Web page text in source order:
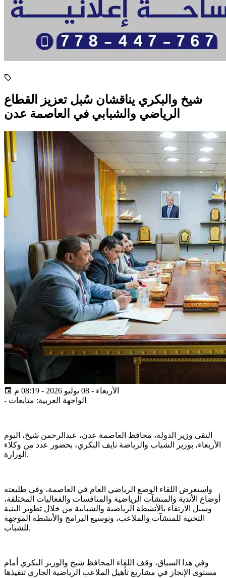
شيخ والبكري يناقشان سُبل تعزيز القطاع
الرياضي والشبابي في العاصمة عدن
الأربعاء - 08 يوليو 2026 - 08:19 م
- الواجهة العربية: متابعات
التقى وزير الدولة، محافظ العاصمة عدن، عبدالرحمن شيخ، اليوم
الأربعاء، بوزير الشباب والرياضة نايف البكري، بحضور عدد من وكلاء
الوزارة.
واستعرض اللقاء الوضع الرياضي العام في العاصمة، وفي طليعته
أوضاع الأندية والمنشآت الرياضية والمنافسات والفعاليات المختلفة،
وسبل الارتقاء بالأنشطة الرياضية والشبابية من خلال تطوير البنية
التحتية للمنشآت والملاعب، وتوسيع البرامج والأنشطة الموجهة
للشباب.
وفي هذا السياق، وقف اللقاء المحافظ شيخ والوزير البكري أمام
مستوى الإنجاز في مشاريع تأهيل الملاعب الرياضية الجاري تنفيذها